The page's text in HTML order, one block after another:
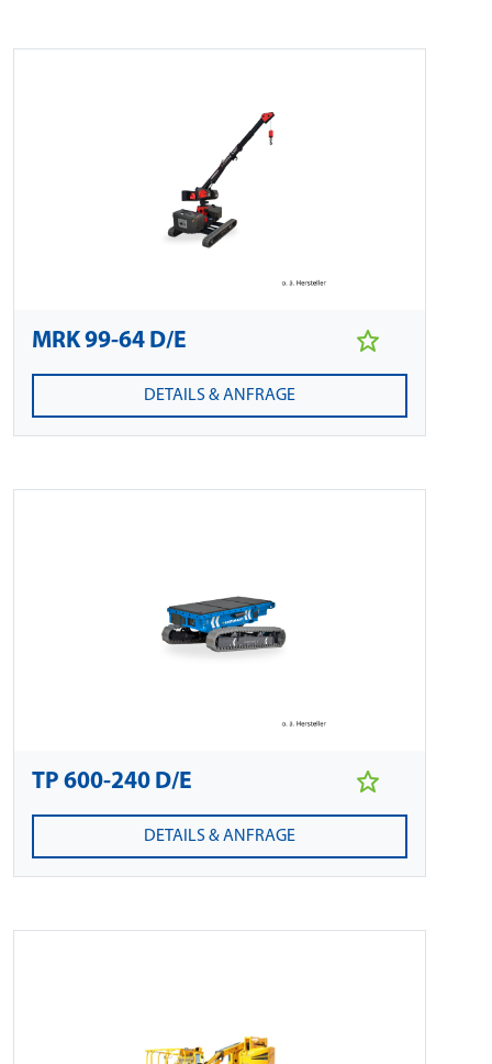
MRK 99-64 D/E
DETAILS & ANFRAGE
TP 600-240 D/E
DETAILS & ANFRAGE